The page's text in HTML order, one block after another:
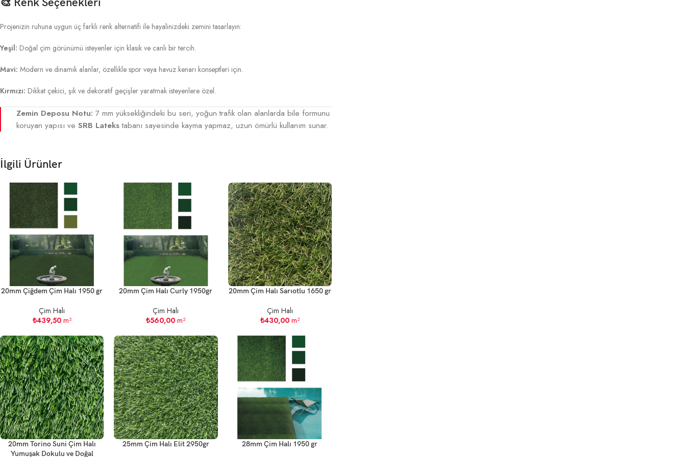
Projenizin ruhuna uygun üç farklı renk alternatifi ile hayalinizdeki zemini tasarlayın:
Yeşil: Doğal çim görünümü isteyenler için klasik ve canlı bir tercih.
Mavi: Modern ve dinamik alanlar, özellikle spor veya havuz kenarı konseptleri için.
Kırmızı: Dikkat çekici, şık ve dekoratif geçişler yaratmak isteyenlere özel.
Zemin Deposu Notu: 7 mm yüksekliğindeki bu seri, yoğun trafik olan alanlarda bile formunu
koruyan yapısı ve SRB Latekstabanı sayesinde kayma yapmaz, uzun ömürlü kullanım sunar.
İlgili Ürünler
20mm Çiğdem Çim Halı 1950 gr
Çim Halı
₺439,50m²
20mm Çim Halı Curly 1950gr
Çim Halı
₺560,00 m²
20mm Çim Halı Sarıotlu 1650 gr
Çim Halı
₺430,00m²
20mm Torino Suni Çim Halı
Yumuşak Dokulu ve Doğal
25mm Çim Halı Elit 2950gr 28mm Çim Halı 1950 gr